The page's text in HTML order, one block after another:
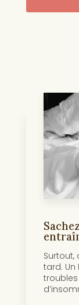
Surtout,
tard. Un
troubles